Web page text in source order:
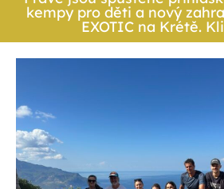
kempy pro děti a nový
EXOTIC na Krétě.